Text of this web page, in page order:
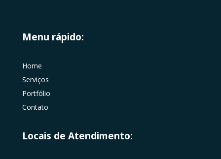
Menu rápido:
Home
Serviços
Portfólio
Contato
Locais de Atendimento: